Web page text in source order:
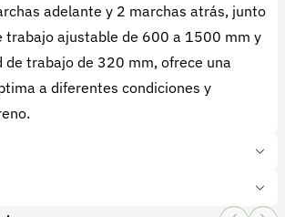
adelante y 2 marchas atrás, junto
trabajo ajustable de 600 a 1500 mm y
de trabajo de 320 mm, ofrece una
a diferentes condiciones y